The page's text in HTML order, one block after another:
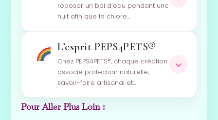
reposer un bol d’eau pendant une
nuit afin que le chlore…
L’esprit PEPS4PETS®
Chez PEPS4PETS®, chaque création
associe protection naturelle,
savoir-faire artisanal et…
Pour Aller Plus Loin :